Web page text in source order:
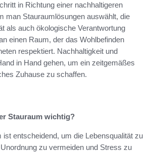
in Richtung einer nachhaltigeren
man Stauraumlösungen auswählt, die
als auch ökologische Verantwortung
einen Raum, der das Wohlbefinden
respektiert. Nachhaltigkeit und
in Hand gehen, um ein zeitgemäßes
Zuhause zu schaffen.
Stauraum wichtig?
ist entscheidend, um die Lebensqualität zu
zu vermeiden und Stress zu